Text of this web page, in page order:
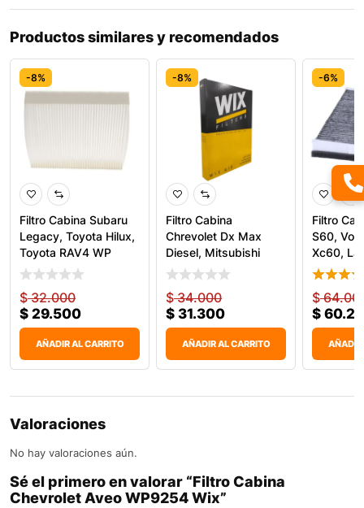
Productos similares y recomendados
-8%
Filtro Cabina Subaru
Legacy, Toyota Hilux,
Toyota RAV4 WP
$32.000
$ 29.500
AÑADIR AL CARRITO
-8%
Filtro Cabina
Chrevolet Dx Max
Diesel, Mitsubishi
WP9322
$34.000
$ 31.300
AÑADIR AL CARRITO
-6%
Filtro
S60,
Xc60,
WP93
$
$
AÑADIR
Valoraciones
No hay valoraciones aún.
Sé el primero en valorar “Filtro Cabina
Chevrolet Aveo WP9254 Wix”